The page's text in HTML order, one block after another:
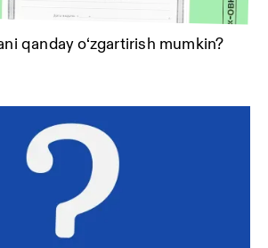
qanday o‘zgartirish mumkin?